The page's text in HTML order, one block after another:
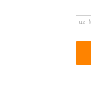
uz